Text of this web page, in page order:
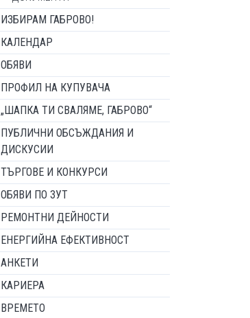
ИЗБИРАМ ГАБРОВО!
КАЛЕНДАР
ОБЯВИ
ПРОФИЛ НА КУПУВАЧА
„ШАПКА ТИ СВАЛЯМЕ, ГАБРОВО“
ПУБЛИЧНИ ОБСЪЖДАНИЯ И
ДИСКУСИИ
ТЪРГОВЕ И КОНКУРСИ
ОБЯВИ ПО ЗУТ
РЕМОНТНИ ДЕЙНОСТИ
ЕНЕРГИЙНА ЕФЕКТИВНОСТ
АНКЕТИ
КАРИЕРА
ВРЕМЕТО